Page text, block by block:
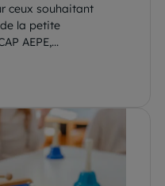
ceux souhaitant
la petite
AEPE,...